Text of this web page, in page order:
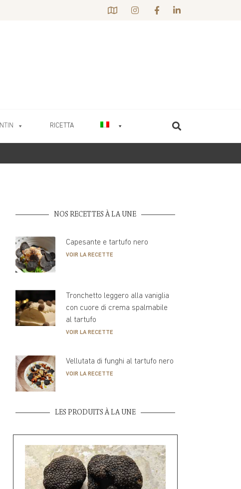
RICETTA
NOS RECETTES À LA UNE
Capesante e tartufo nero
VOIR LA RECETTE
Tronchetto leggero alla vaniglia
con cuore di crema spalmabile
al tartufo
VOIR LA RECETTE
Vellutata di funghi al tartufo nero
VOIR LA RECETTE
LES PRODUITS À LA UNE